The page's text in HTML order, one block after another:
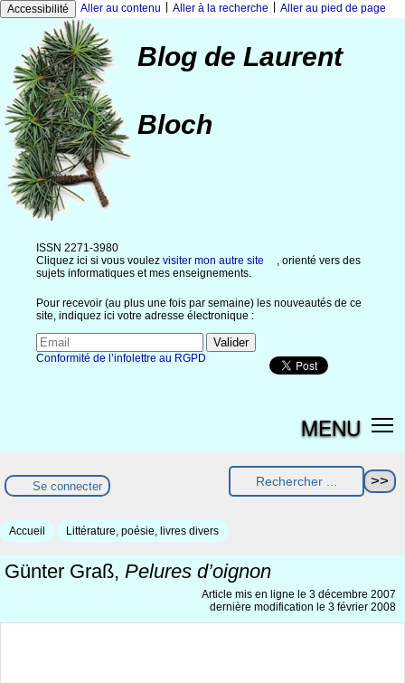
Accessibilité Aller au contenu Aller à la recherche Aller au pied de page
Blog de Laurent
Bloch
ISSN 2271-3980
Cliquez ici si vous voulez visiter mon autre site
, orienté vers des
sujets informatiques et mes enseignements.
Pour recevoir (au plus une fois par semaine) les nouveautés de ce
site, indiquez ici votre adresse électronique :
Conformité de l’infolettre au RGPD
MENU
Se connecter
Accueil Littérature, poésie, livres divers
Günter Graß, Pelures d’oignon
Article mis en ligne le 3 décembre 2007
dernière modification le 3 février 2008